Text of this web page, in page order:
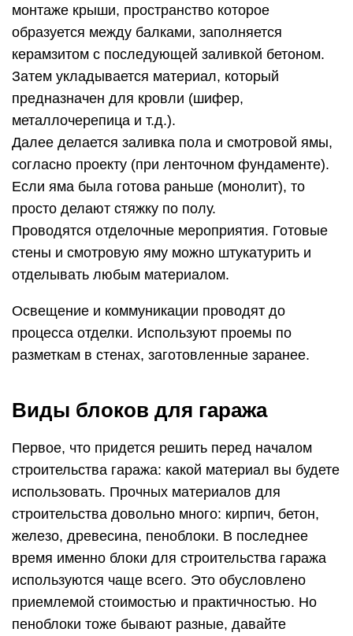
монтаже крыши, пространство которое
образуется между балками, заполняется
керамзитом с последующей заливкой бетоном.
Затем укладывается материал, который
предназначен для кровли (шифер,
металлочерепица и т.д.).
Далее делается заливка пола и смотровой ямы,
согласно проекту (при ленточном фундаменте).
Если яма была готова раньше (монолит), то
просто делают стяжку по полу.
Проводятся отделочные мероприятия. Готовые
стены и смотровую яму можно штукатурить и
отделывать любым материалом.
Освещение и коммуникации проводят до
процесса отделки. Используют проемы по
разметкам в стенах, заготовленные заранее.
Виды блоков для гаража
Первое, что придется решить перед началом
строительства гаража: какой материал вы будете
использовать. Прочных материалов для
строительства довольно много: кирпич, бетон,
железо, древесина, пеноблоки. В последнее
время именно блоки для строительства гаража
используются чаще всего. Это обусловлено
приемлемой стоимостью и практичностью. Но
пеноблоки тоже бывают разные, давайте